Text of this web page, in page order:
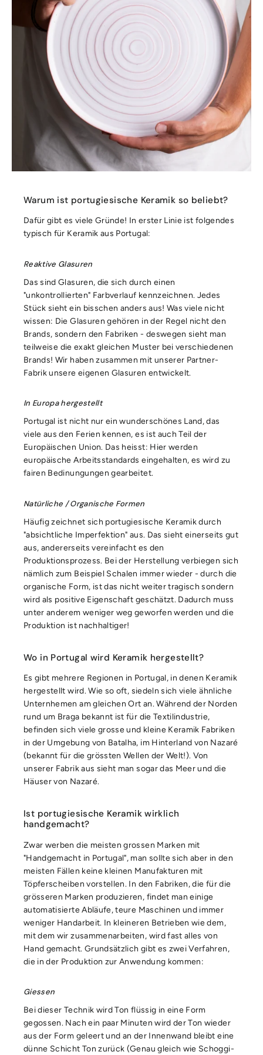
Warum ist portugiesische Keramik so beliebt?
Dafür gibt es viele Gründe! In erster Linie ist folgendes
typisch für Keramik aus Portugal:
Reaktive Glasuren
Das sind Glasuren, die sich durch einen
"unkontrollierten" Farbverlauf kennzeichnen. Jedes
Stück sieht ein bisschen anders aus! Was viele nicht
wissen: Die Glasuren gehören in der Regel nicht den
Brands, sondern den Fabriken - deswegen sieht man
teilweise die exakt gleichen Muster bei verschiedenen
Brands! Wir haben zusammen mit unserer Partner-
Fabrik unsere eigenen Glasuren entwickelt.
In Europa hergestellt
Portugal ist nicht nur ein wunderschönes Land, das
viele aus den Ferien kennen, es ist auch Teil der
Europäischen Union. Das heisst: Hier werden
europäische Arbeitsstandards eingehalten, es wird zu
fairen Bedinungungen gearbeitet.
Natürliche / Organische Formen
Häufig zeichnet sich portugiesische Keramik durch
"absichtliche Imperfektion" aus. Das sieht einerseits gut
aus, andererseits vereinfacht es den
Produktionsprozess. Bei der Herstellung verbiegen sich
nämlich zum Beispiel Schalen immer wieder - durch die
organische Form, ist das nicht weiter tragisch sondern
wird als positive Eigenschaft geschätzt. Dadurch muss
unter anderem weniger weg geworfen werden und die
Produktion ist nachhaltiger!
Wo in Portugal wird Keramik hergestellt?
Es gibt mehrere Regionen in Portugal, in denen Keramik
hergestellt wird. Wie so oft, siedeln sich viele ähnliche
Unternhemen am gleichen Ort an. Während der Norden
rund um Braga bekannt ist für die Textilindustrie,
befinden sich viele grosse und kleine Keramik Fabriken
in der Umgebung von Batalha, im Hinterland von Nazaré
(bekannt für die grössten Wellen der Welt!). Von
unserer Fabrik aus sieht man sogar das Meer und die
Häuser von Nazaré.
Ist portugiesische Keramik wirklich
handgemacht?
Zwar werben die meisten grossen Marken mit
"Handgemacht in Portugal", man sollte sich aber in den
meisten Fällen keine kleinen Manufakturen mit
Töpferscheiben vorstellen. In den Fabriken, die für die
grösseren Marken produzieren, findet man einige
automatisierte Abläufe, teure Maschinen und immer
weniger Handarbeit. In kleineren Betrieben wie dem,
mit dem wir zusammenarbeiten, wird fast alles von
Hand gemacht. Grundsätzlich gibt es zwei Verfahren,
die in der Produktion zur Anwendung kommen:
Giessen
Bei dieser Technik wird Ton flüssig in eine Form
gegossen. Nach ein paar Minuten wird der Ton wieder
aus der Form geleert und an der Innenwand bleibt eine
dünne Schicht Ton zurück (Genau gleich wie Schoggi-